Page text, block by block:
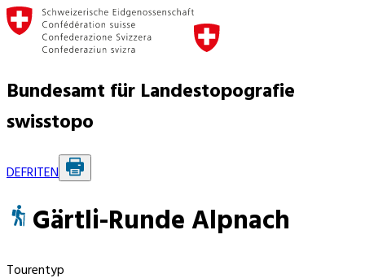
Bundesamt für Landestopografie
swisstopo
DEFRITEN
Gärtli-Runde Alpnach
Tourentyp